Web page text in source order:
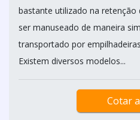
bastante utilizado na
ser manuseado de maneira
transportado por
Existem diversos modelos...
Cotar